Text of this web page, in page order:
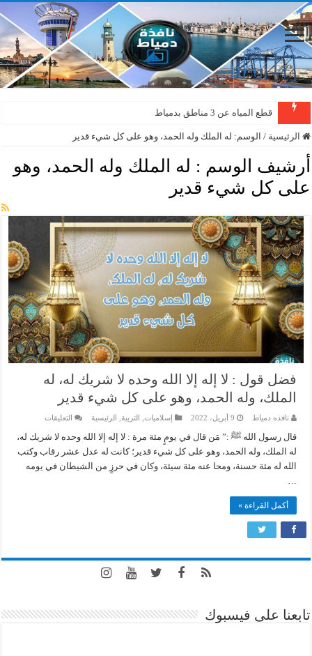
قطع المياه عن 3 مناطق بدمياط
الرئيسية / الوسم: له الملك وله الحمد، وهو على كل شيء قدير
أرشيف الوسم : له الملك وله الحمد، وهو
على كل شيء قدير
فضل قول : لا إله إلا الله وحده لا شريك له، له
الملك، وله الحمد، وهو على كل شيء قدير
نافذه دمياط 9 أبريل، 2022 إسلاميات, التربية الرئيسية التعليقاتعلى
قول
لا
إلا
وهو
قال رسول الله ﷺ :” مَن قال في يومٍ مئة مرة : لا إله إلا الله وحده لا شريك له،
له الملك، وله الحمد، وهو على كل شيء قدير؛ كانت له عدل عشر رقاب وكتب
الله له مئة حسنة، ومحا عنه مئة سيئة، وكان في حرزٍ من الشيطان في يومه
…
أكمل القراءة »
تابعنا على فيسبوك